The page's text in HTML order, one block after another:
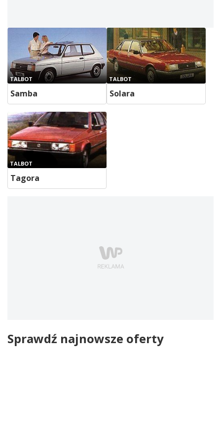
TALBOT
Samba
TALBOT
Solara
TALBOT
Tagora
Sprawdź najnowsze oferty